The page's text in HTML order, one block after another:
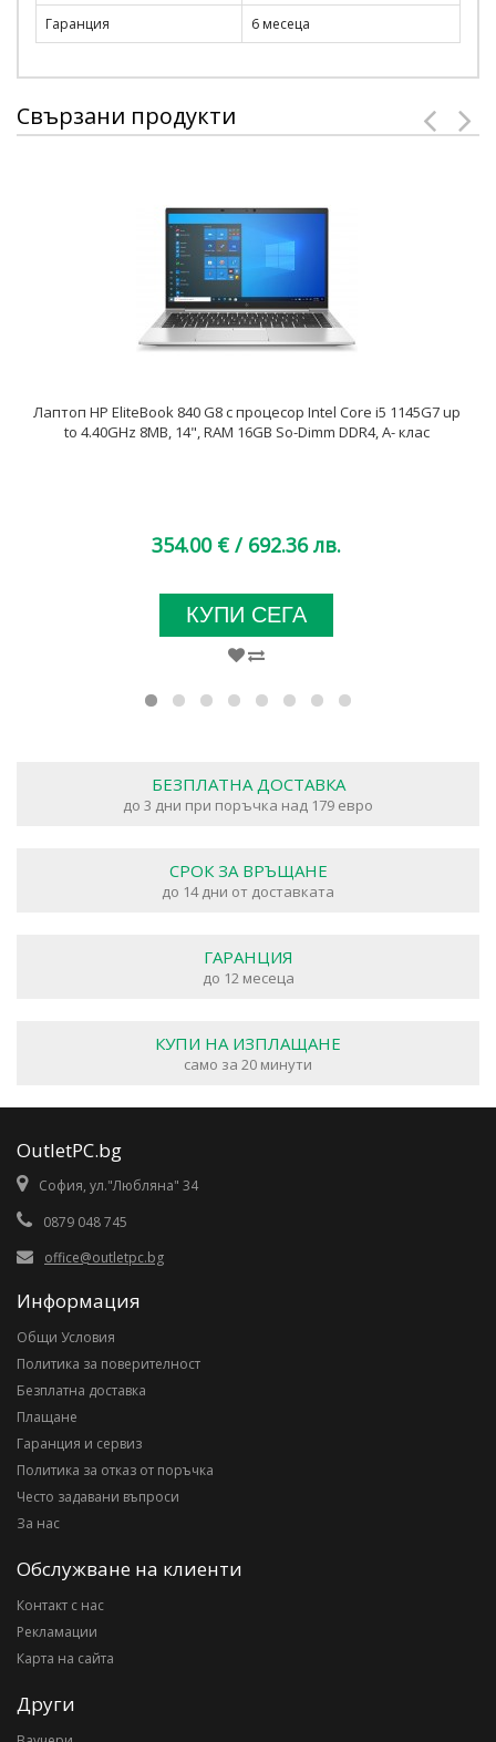
Гаранция
6 месеца
Свързани продукти
Лаптоп HP EliteBook 840 G8 с процесор Intel Core i5 1145G7 up
to 4.40GHz 8MB, 14", RAM 16GB So-Dimm DDR4, A- клас
354.00 € / 692.36 лв.
КУПИ СЕГА
БЕЗПЛАТНА ДОСТАВКА
до 3 дни при поръчка над 179 евро
СРОК ЗА ВРЪЩАНЕ
до 14 дни от доставката
ГАРАНЦИЯ
до 12 месеца
КУПИ НА ИЗПЛАЩАНЕ
само за 20 минути
OutletPC.bg
София, ул."Любляна" 34
0879 048 745
office@outletpc.bg
Информация
Общи Условия
Политика за поверителност
Безплатна доставка
Плащане
Гаранция и сервиз
Политика за отказ от поръчка
Често задавани въпроси
За нас
Обслужване на клиенти
Контакт с нас
Рекламации
Карта на сайта
Други